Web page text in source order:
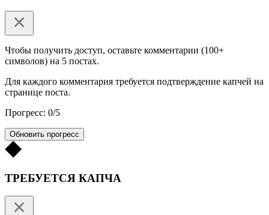
Чтобы получить доступ, оставьте комментарии (100+
символов) на 5 постах.
Для каждого комментария требуется подтверждение капчей на
странице поста.
Прогресс: 0/5
Обновить прогресс
ТРЕБУЕТСЯ КАПЧА